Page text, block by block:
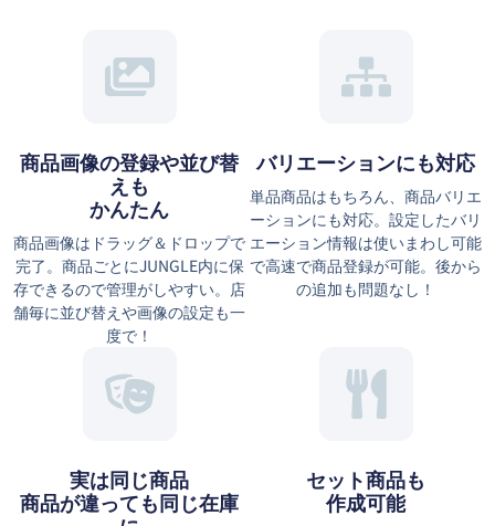
商品画像の登録や並び替
えも
かんたん
商品画像はドラッグ＆ドロップで
完了。商品ごとにJUNGLE内に保
存できるので管理がしやすい。店
舗毎に並び替えや画像の設定も一
度で！
バリエーションにも対応
単品商品はもちろん、商品バリエ
ーションにも対応。設定したバリ
エーション情報は使いまわし可能
で高速で商品登録が可能。後から
の追加も問題なし！
実は同じ商品
商品が違っても同じ在庫
セット商品も
作成可能